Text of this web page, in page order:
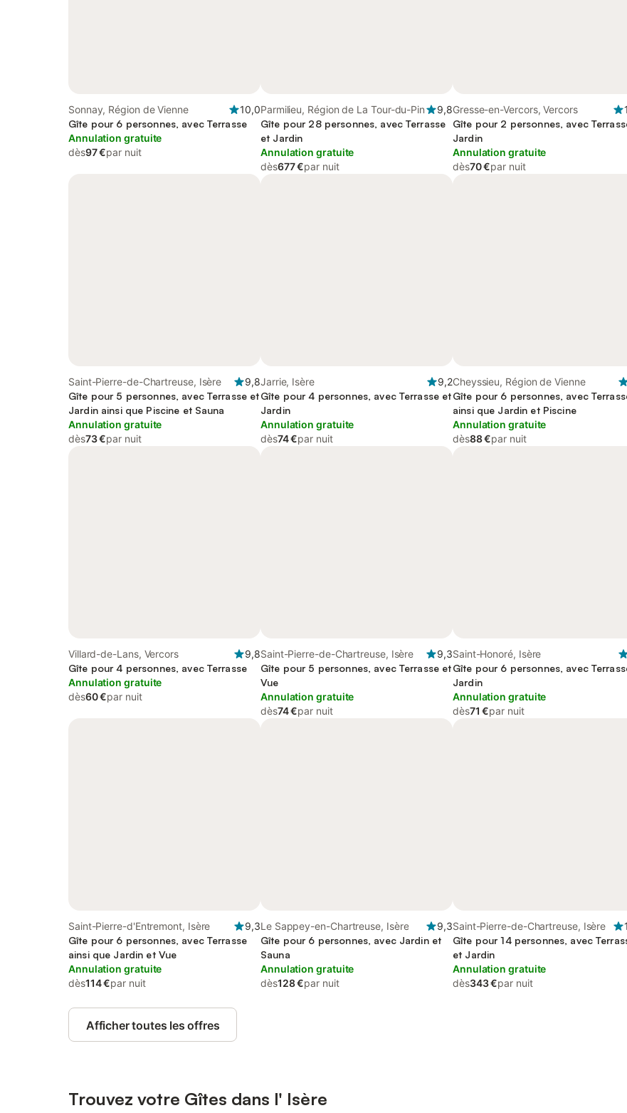
Sonnay, Région de Vienne
10,0
Gîte pour 6 personnes, avec Terrasse
Annulation gratuite
dès97 €par nuit
Parmilieu, Région de La Tour-du-Pin
9,8
Gîte pour 28 personnes, avec Terrasse
et Jardin
Annulation gratuite
dès677 €par nuit
Gresse-en-Vercors, Vercors
Gîte pour 2 personnes, avec
Jardin
Annulation gratuite
dès70 €par nuit
Saint-Pierre-de-Chartreuse, Isère
9,8
Gîte pour 5 personnes, avec Terrasse et
Jardin ainsi que Piscine et Sauna
Annulation gratuite
dès73 €par nuit
Jarrie, Isère
9,2
Gîte pour 4 personnes, avec Terrasse et
Jardin
Annulation gratuite
dès74 €par nuit
Cheyssieu, Région de Vienne
Gîte pour 6 personnes, avec
ainsi que Jardin et Piscine
Annulation gratuite
dès88 €par nuit
Villard-de-Lans, Vercors
9,8
Gîte pour 4 personnes, avec Terrasse
Annulation gratuite
dès60 €par nuit
Saint-Pierre-de-Chartreuse, Isère
9,3
Gîte pour 5 personnes, avec Terrasse et
Vue
Annulation gratuite
dès74 €par nuit
Saint-Honoré, Isère
Gîte pour 6 personnes, avec
Jardin
Annulation gratuite
dès71 €par nuit
Saint-Pierre-d'Entremont, Isère
9,3
Gîte pour 6 personnes, avec Terrasse
ainsi que Jardin et Vue
Annulation gratuite
dès114 €par nuit
Le Sappey-en-Chartreuse, Isère
9,3
Gîte pour 6 personnes, avec Jardin et
Sauna
Annulation gratuite
dès128 €par nuit
Saint-Pierre-de-Chartreuse, Isère
Gîte pour 14 personnes, avec
et Jardin
Annulation gratuite
dès343 €par nuit
Afficher toutes les offres
Trouvez votre Gîtes dans l' Isère